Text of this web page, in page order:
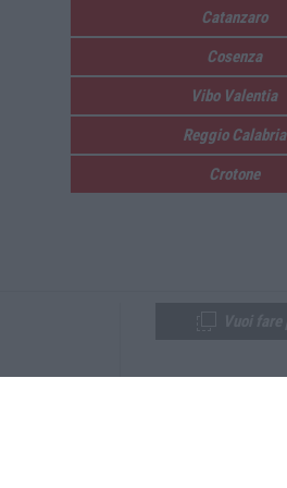
Catanzaro
Cosenza
Vibo Valentia
Reggio Calabria
Crotone